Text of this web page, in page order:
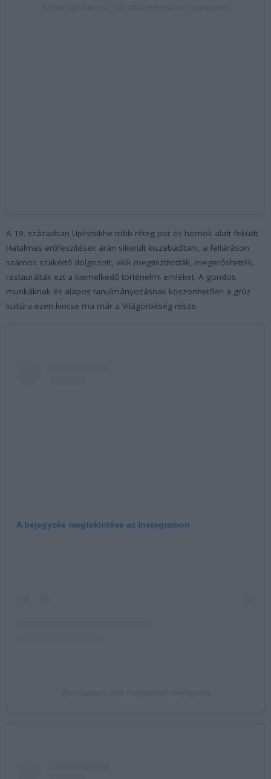
A 19. században Uplistsikhe több réteg por és homok alatt feküdt.
Hatalmas erőfeszítések árán sikerült kiszabadítani, a feltáráson
számos szakértő dolgozott, akik megtisztították, megerősítették,
restaurálták ezt a kiemelkedő történelmi emléket. A gondos
munkáknak és alapos tanulmányozásnak köszönhetően a grúz
kultúra ezen kincse ma már a Világörökség része.
A bejegyzés megtekintése az Instagramon